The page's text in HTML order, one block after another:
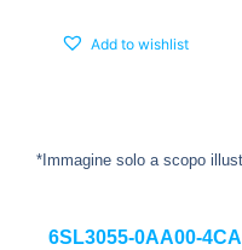
Add to wishlist
*Immagine solo a scopo
6SL3055-0AA00-